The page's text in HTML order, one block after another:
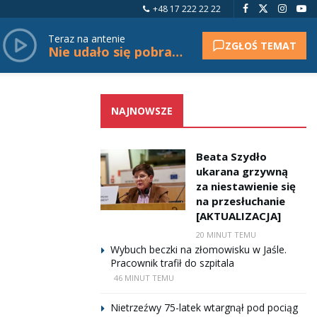
+48 17 222 22 22
Teraz na antenie
Nie udało się pobrać tytułu. ZGŁOŚ TEMAT
NAJNOWSZE
Beata Szydło
ukarana grzywną
za niestawienie się
na przesłuchanie
[AKTUALIZACJA]
20 MINUT TEMU
Wybuch beczki na złomowisku w Jaśle.
Pracownik trafił do szpitala
46 MINUT TEMU
Nietrzeźwy 75-latek wtargnął pod pociąg